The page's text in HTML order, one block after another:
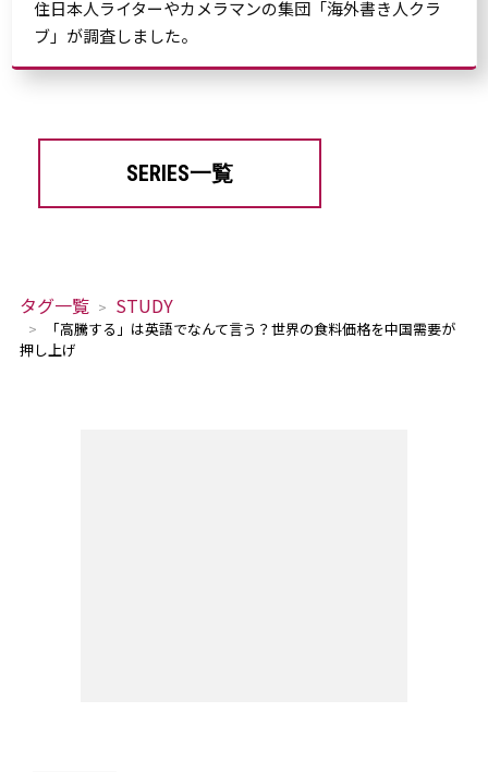
住日本人ライターやカメラマンの集団「海外書き人クラ
ブ」が調査しました。
SERIES一覧
タグ一覧 STUDY
「高騰する」は英語でなんて言う？世界の食料価格を中国需要が
押し上げ